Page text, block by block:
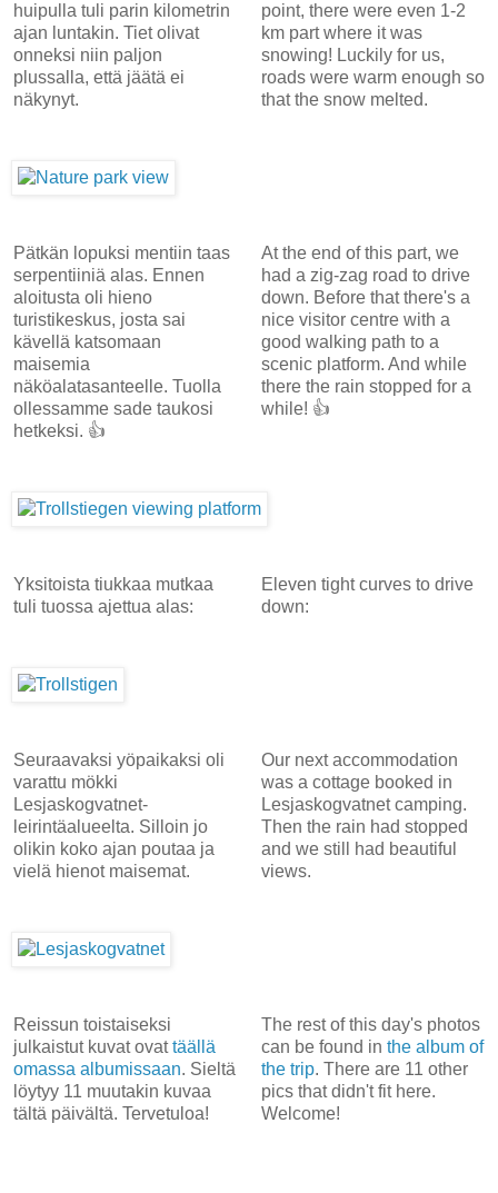
huipulla tuli parin kilometrin
ajan luntakin. Tiet olivat
onneksi niin paljon
plussalla, että jäätä ei
näkynyt.
point, there were even 1-2
km part where it was
snowing! Luckily for us,
roads were warm enough so
that the snow melted.
Pätkän lopuksi mentiin taas
serpentiiniä alas. Ennen
aloitusta oli hieno
turistikeskus, josta sai
kävellä katsomaan
maisemia
näköalatasanteelle. Tuolla
ollessamme sade taukosi
hetkeksi. 👍
At the end of this part, we
had a zig-zag road to drive
down. Before that there's a
nice visitor centre with a
good walking path to a
scenic platform. And while
there the rain stopped for a
while! 👍
Yksitoista tiukkaa mutkaa
tuli tuossa ajettua alas:
Eleven tight curves to drive
down:
Seuraavaksi yöpaikaksi oli
varattu mökki
Lesjaskogvatnet-
leirintäalueelta. Silloin jo
olikin koko ajan poutaa ja
vielä hienot maisemat.
Our next accommodation
was a cottage booked in
Lesjaskogvatnet camping.
Then the rain had stopped
and we still had beautiful
views.
Reissun toistaiseksi
julkaistut kuvat ovattäällä
omassa albumissaan. Sieltä
löytyy 11 muutakin kuvaa
tältä päivältä. Tervetuloa!
The rest of this day's photos
can be found in the album of
the trip. There are 11 other
pics that didn't fit here.
Welcome!